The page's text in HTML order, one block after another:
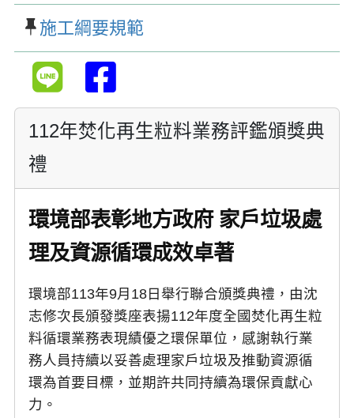
施工綱要規範
112年焚化再生粒料業務評鑑頒獎典
禮
環境部表彰地方政府 家戶垃圾處
理及資源循環成效卓著
環境部113年9月18日舉行聯合頒獎典禮，由沈
志修次長頒發獎座表揚112年度全國焚化再生粒
料循環業務表現績優之環保單位，感謝執行業
務人員持續以妥善處理家戶垃圾及推動資源循
環為首要目標，並期許共同持續為環保貢獻心
力。